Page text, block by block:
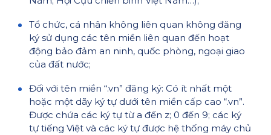
Tổ chức, cá nhân không liên quan không đăng
ký sử dụng các tên miền liên quan đến hoạt
động bảo đảm an ninh, quốc phòng, ngoại giao
của đất nước;
Đối với tên miền “.vn” đăng ký: Có ít nhất một
hoặc một dãy ký tự dưới tên miền cấp cao “.vn”.
Được chứa các ký tự từ a đến z; 0 đến 9; các ký
tự tiếng Việt và các ký tự được hệ thống máy chủ